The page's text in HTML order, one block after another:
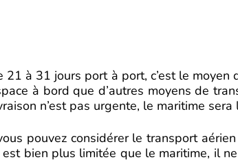
à 31 jours port à port, c’est le
à bord que d’autres moyens de
n’est pas urgente, le maritime
pouvez considérer le transport
bien plus limitée que le maritime, il